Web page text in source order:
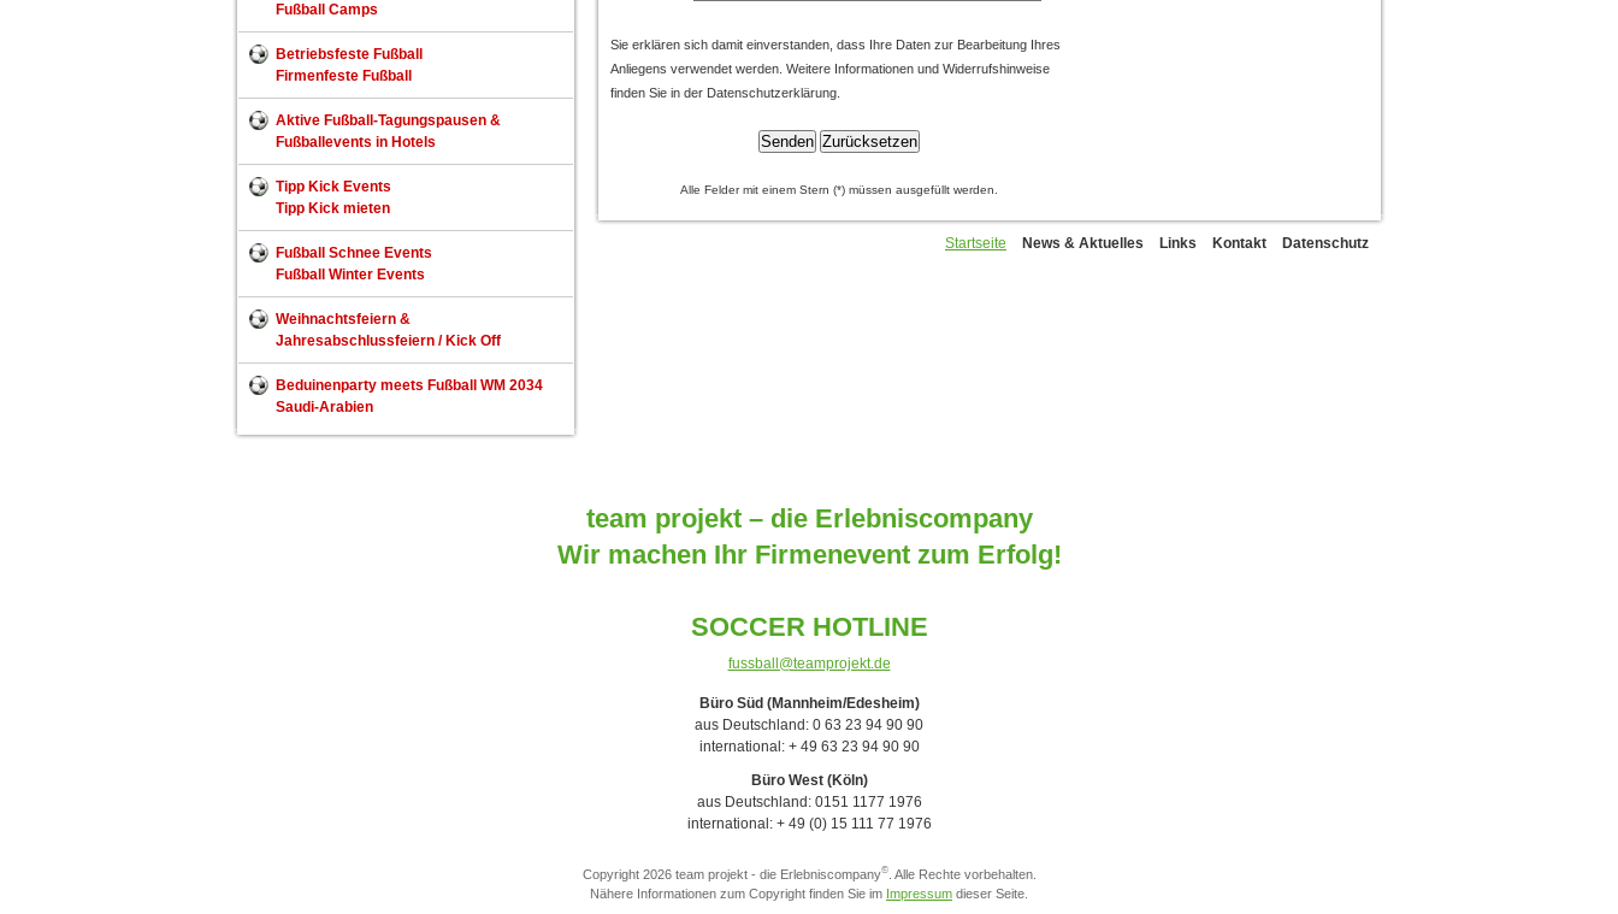
Fußball Camps
Betriebsfeste Fußball
Firmenfeste Fußball
Aktive Fußball-Tagungspausen &
Fußballevents in Hotels
Tipp Kick Events
Tipp Kick mieten
Fußball Schnee Events
Fußball Winter Events
Weihnachtsfeiern &
Jahresabschlussfeiern / Kick Off
Beduinenparty meets Fußball WM 2034
Saudi-Arabien
Sie erklären sich damit einverstanden, dass Ihre Daten zur Bearbeitung Ihres
Anliegens verwendet werden. Weitere Informationen und Widerrufshinweise
finden Sie in der Datenschutzerklärung.
Alle Felder mit einem Stern (*) müssen ausgefüllt werden.
Startseite News & Aktuelles Links Kontakt Datenschutz
team projekt – die Erlebniscompany
Wir machen Ihr Firmenevent zum Erfolg!
SOCCER HOTLINE
fussball@teamprojekt.de
Büro Süd (Mannheim/Edesheim)
aus Deutschland: 0 63 23 94 90 90
international: + 49 63 23 94 90 90
Büro West (Köln)
aus Deutschland: 0151 1177 1976
international: + 49 (0) 15 111 77 1976
Copyright 2026 team projekt - die Erlebniscompany©. Alle Rechte vorbehalten.
Nähere Informationen zum Copyright finden Sie im Impressum dieser Seite.